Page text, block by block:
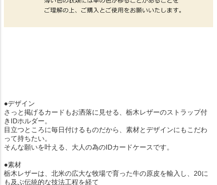
●デザイン
さっと掲げるカードもお洒落に見せる、栃木レザーのストラップ付
きIDホルダー。
目立つところに毎日付けるものだから、素材とデザインにもこだわ
って持ちたい。
そんな願いを叶える、大人の為のIDカードケースです。
●素材
栃木レザーは、北米の広大な牧場で育った牛の原皮を輸入し、20に
も及ぶ伝統的な技法工程を経て